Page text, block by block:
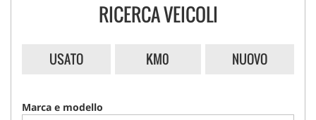
OFFERTE NOLEGGIO LUNGO
NLT
RICERCA VEICOLI
USATO KM0 NUOVO
Marca e modello